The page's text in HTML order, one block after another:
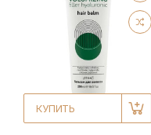
КУПИТЬ